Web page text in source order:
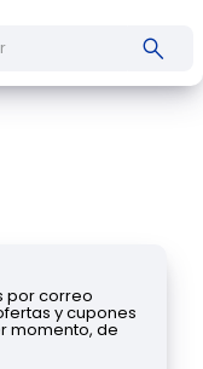
por correo
y cupones
momento, de